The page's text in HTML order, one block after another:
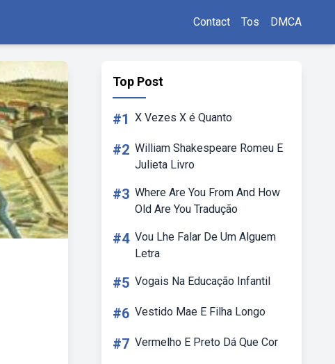
Contact Tos DMCA
Top Post
#1 X Vezes X é Quanto
#2 William Shakespeare Romeu E
Julieta Livro
#3 Where Are You From And How
Old Are You Tradução
#4 Vou Lhe Falar De Um Alguem
Letra
#5 Vogais Na Educação Infantil
#6 Vestido Mae E Filha Longo
#7 Vermelho E Preto Dá Que Cor